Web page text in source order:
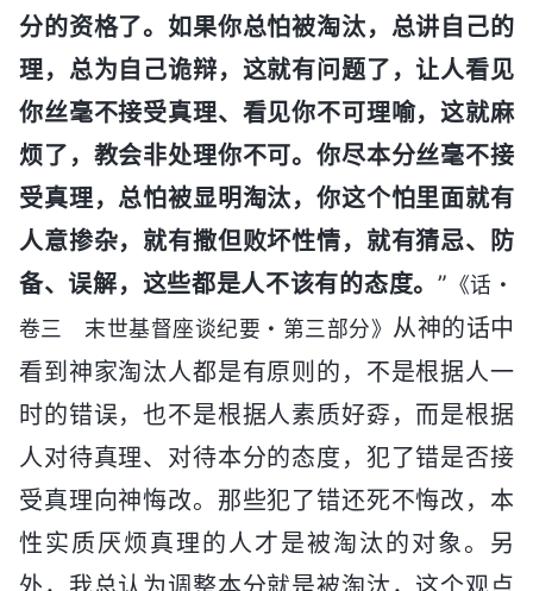
分的资格了。如果你总怕被淘汰，总讲自己的
理，总为自己诡辩，这就有问题了，让人看见
你丝毫不接受真理、看见你不可理喻，这就麻
烦了，教会非处理你不可。你尽本分丝毫不接
受真理，总怕被显明淘汰，你这个怕里面就有
人意掺杂，就有撒但败坏性情，就有猜忌、防
备、误解，这些都是人不该有的态度。 ” 《话・
卷三 末世基督座谈纪要・第三部分》 从神的话中
看到神家淘汰人都是有原则的，不是根据人一
时的错误，也不是根据人素质好孬，而是根据
人对待真理、对待本分的态度，犯了错是否接
受真理向神悔改。那些犯了错还死不悔改，本
性实质厌烦真理的人才是被淘汰的对象。另